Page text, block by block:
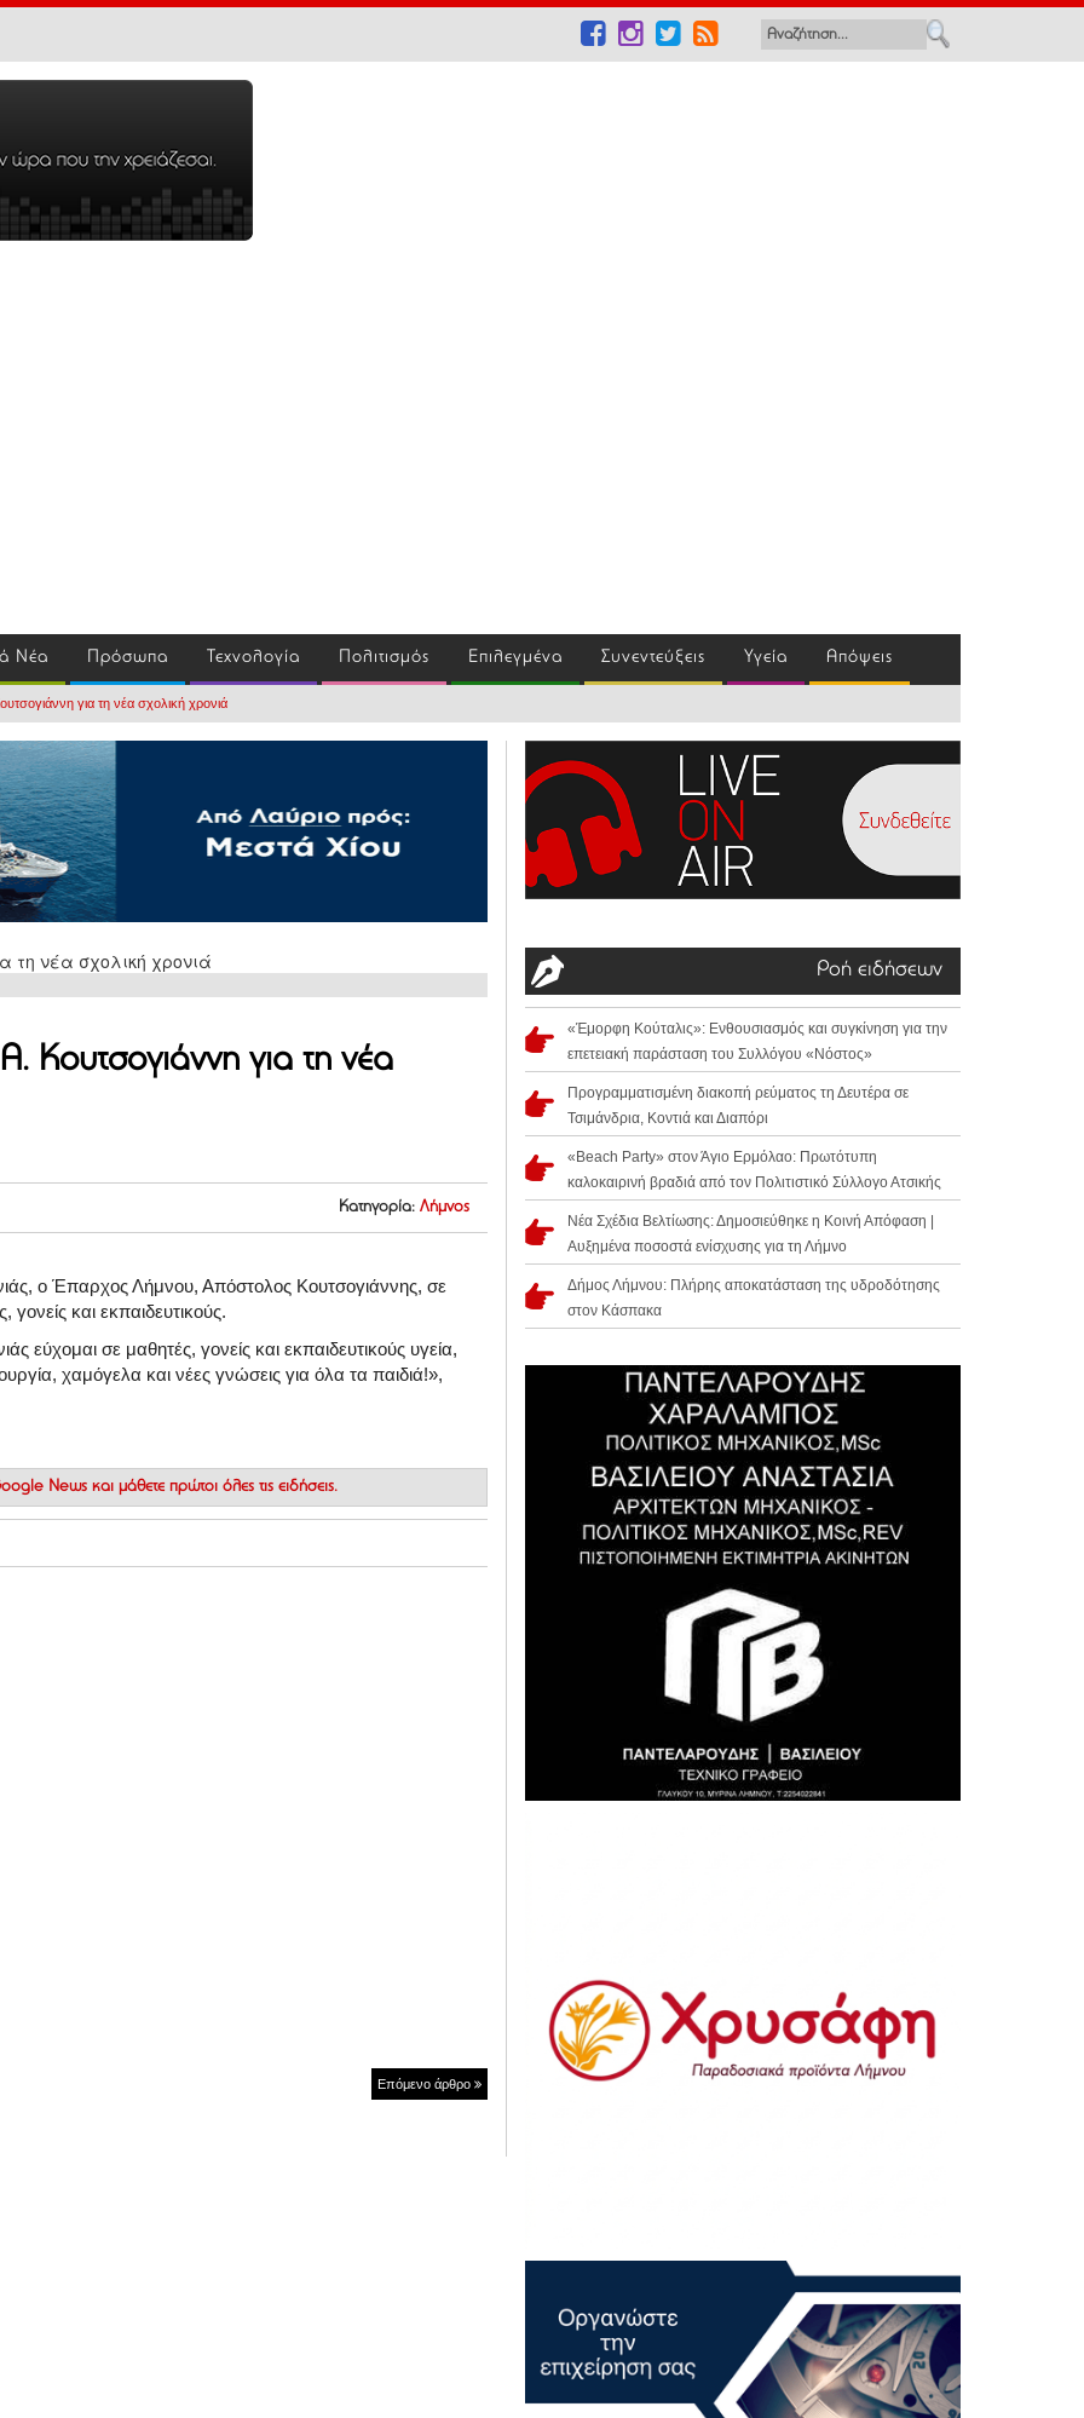
Νέα Πρόσωπα Τεχνολογία Πολιτισμός Επιλεγμένα Συνεντεύξεις Υγεία Απόψεις
για τη νέα σχολική χρονιά
Κουτσογιάννη για τη νέα
Κατηγορία: Λήμνος
ο Έπαρχος Λήμνου, Απόστολος Κουτσογιάννης, σε
και εκπαιδευτικούς.
εύχομαι σε μαθητές, γονείς και εκπαιδευτικούς υγεία,
χαμόγελα και νέες γνώσεις για όλα τα παιδιά!»,
News και μάθετε πρώτοι όλες τις ειδήσεις.
Επόμενο άρθρο
Ροή ειδήσεων
«Έμορφη Κούταλις»: Ενθουσιασμός και συγκίνηση για την
επετειακή παράσταση του Συλλόγου «Νόστος»
Προγραμματισμένη διακοπή ρεύματος τη Δευτέρα σε
Τσιμάνδρια, Κοντιά και Διαπόρι
«Beach Party» στον Άγιο Ερμόλαο: Πρωτότυπη
καλοκαιρινή βραδιά από τον Πολιτιστικό Σύλλογο Ατσικής
Νέα Σχέδια Βελτίωσης: Δημοσιεύθηκε η Κοινή Απόφαση |
Αυξημένα ποσοστά ενίσχυσης για τη Λήμνο
Δήμος Λήμνου: Πλήρης αποκατάσταση της υδροδότησης
στον Κάσπακα